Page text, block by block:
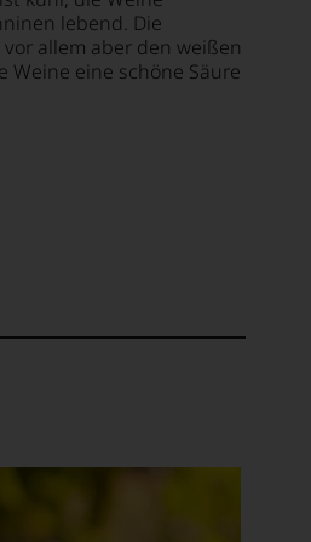
lebend. Die
allem aber den weißen
Weine eine schöne Säure